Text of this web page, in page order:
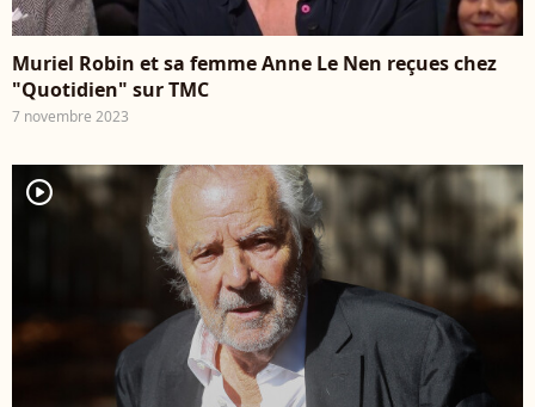
Muriel Robin et sa femme Anne Le Nen reçues chez
"Quotidien" sur TMC
7 novembre 2023
player2